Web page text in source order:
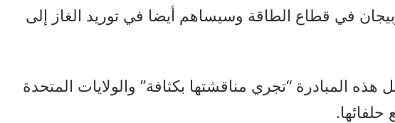
في قطاع الطاقة وسيساهم أيضا في توريد الغاز إلى
المبادرة “تجري مناقشتها بكثافة” والولايات المتحدة
حلفائها.